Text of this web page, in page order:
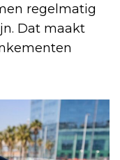
regelmatig
Dat maakt